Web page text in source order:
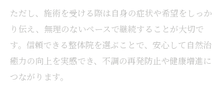
ただし、施術を受ける際は自身の症状や希望をしっか
り伝え、無理のないペースで継続することが大切で
す。信頼できる整体院を選ぶことで、安心して自然治
癒力の向上を実感でき、不調の再発防止や健康増進に
つながります。